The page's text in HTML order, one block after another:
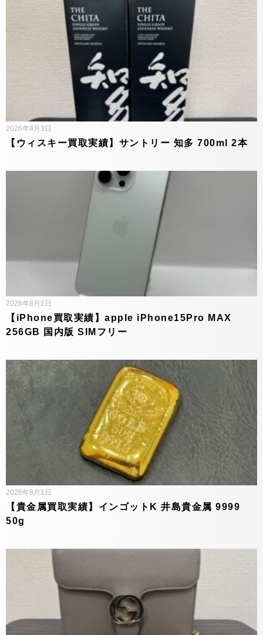
【ウィスキー買取実績】サントリー 知多 700ml 2本
2026年8月3日
【iPhone買取実績】apple iPhone15Pro MAX
256GB 国内版 SIMフリー
2026年8月1日
【貴金属買取実績】インゴットK 井島貴金属 9999
50g
2026年8月1日